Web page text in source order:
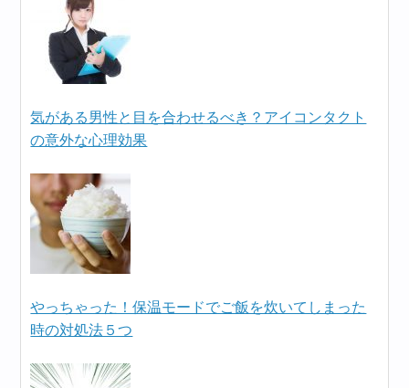
気がある男性と目を合わせるべき？アイコンタクト
の意外な心理効果
やっちゃった！保温モードでご飯を炊いてしまった
時の対処法５つ